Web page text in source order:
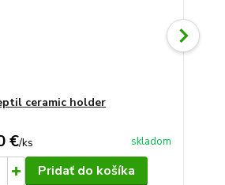
ceramic holder
€/ks skladom
Pridať do košíka